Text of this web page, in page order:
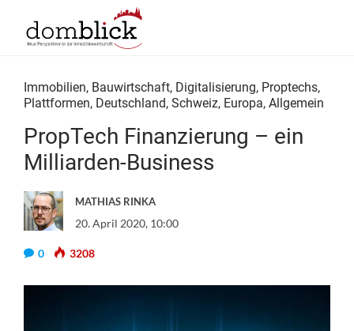
Immobilien, Bauwirtschaft, Digitalisierung, Proptechs,
Plattformen, Deutschland, Schweiz, Europa, Allgemein
PropTech Finanzierung – ein
Milliarden-Business
MATHIAS RINKA
20. April 2020, 10:00
0 3208